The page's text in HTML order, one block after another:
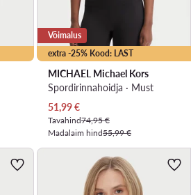
extra -25% Kood: LAST
Võimalus
MICHAEL Michael Kors
Spordirinnahoidja · Must
Praegune hind
51,99€
Tavahind74,95 €
Madalaim hind55,99 €